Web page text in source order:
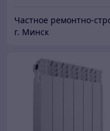
г. Минск